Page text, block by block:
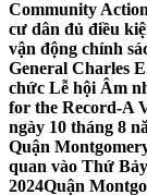
Community
cư dân đủ điều
vận động chính
General Charles
chức Lễ hội Âm
for the Record-A
ngày 10 tháng 8
Quận
quan vào Thứ
2024Quận